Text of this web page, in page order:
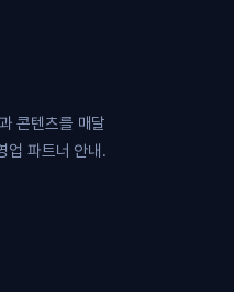
콘텐츠를 매달
업 파트너 안내.